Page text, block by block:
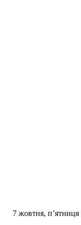
7 жовтня, п’ятниця